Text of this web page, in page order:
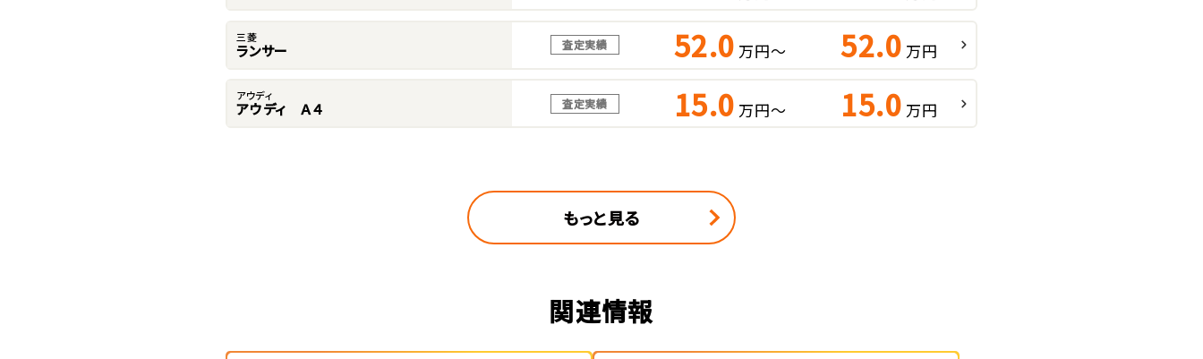
三菱
ランサー 査定実績 52.0 万円～ 52.0 万円
アウディ
アウディ Ａ４ 査定実績 15.0 万円～ 15.0 万円
もっと見る
関連情報